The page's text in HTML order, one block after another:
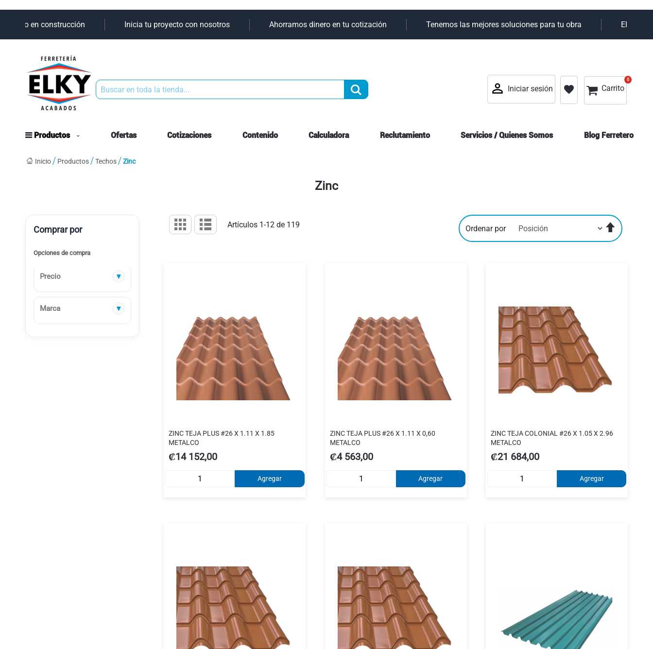
al
contenido
en construcción Inicia tu proyecto con nosotros Ahorramos dinero en tu cotización Tenemos las mejores soluciones para tu obra Elky tu
Mi cesta
Carrito
0 0
favorite
Iniciar sesión
Buscar
Productos Ofertas Cotizaciones Contenido Calculadora Reclutamiento Servicios / Quienes Somos Blog Ferretero
Inicio Productos Techos Zinc
Zinc
Ver
como
ParrillaLista Artículos 1-12 de 119 Ordenar por
Fijar
Dirección
ZINC TEJA PLUS #26 X 1.11 X 1.85
METALCO
₡14 152,00
Agregar
ZINC TEJA PLUS #26 X 1.11 X 0,60
METALCO
₡4 563,00
Agregar
ZINC TEJA COLONIAL #26 X 1.05 X 2.96
METALCO
₡21 684,00
Agregar
Comprar por
Opciones de compra
Precio
Marca